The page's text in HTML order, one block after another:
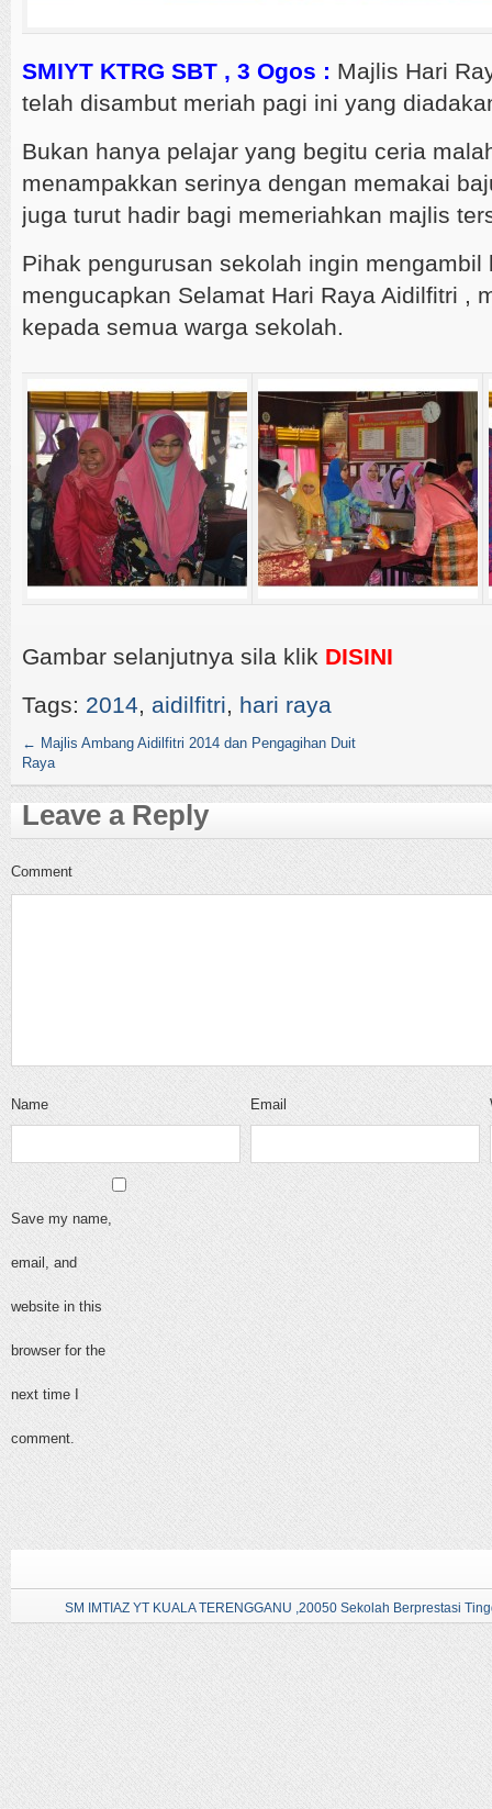
SMIYT KTRG SBT , 3 Ogos : Majlis Hari
telah disambut meriah pagi ini yang
Bukan hanya pelajar yang begitu ceria
menampakkan serinya dengan memakai
juga turut hadir bagi memeriahkan majlis
Pihak pengurusan sekolah ingin mengambil
mengucapkan Selamat Hari Raya Aidilfitri ,
kepada semua warga sekolah.
Gambar selanjutnya sila klik DISINI
Tags: 2014, aidilfitri, hari raya
← Majlis Ambang Aidilfitri 2014 dan Pengagihan Duit
Raya
Leave a Reply
Comment
Name Email
Save my name,
email, and
website in this
browser for the
next time I
comment.
SM IMTIAZ YT KUALA TERENGGANU ,20050 Sekolah Berprestasi